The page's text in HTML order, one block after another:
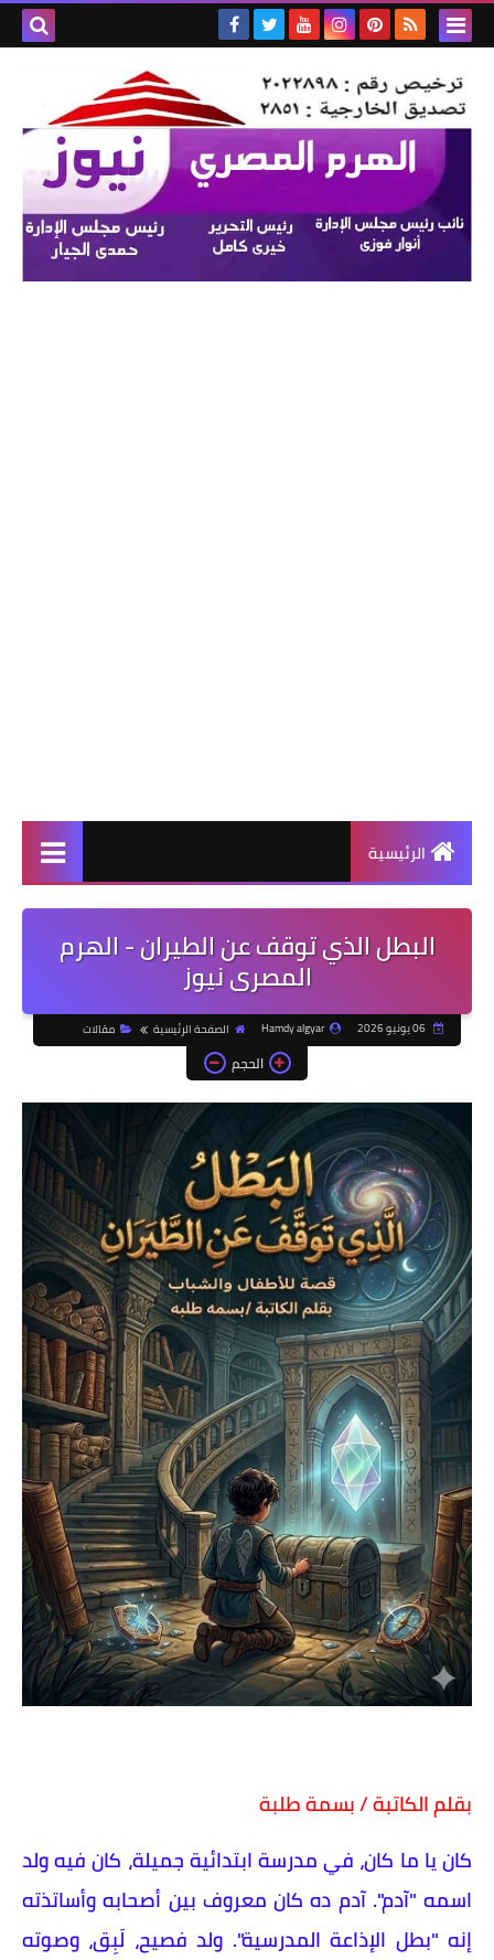
الرئيسية
البطل الذي توقف عن الطيران - الهرم
المصرى نيوز
Hamdy algyar الصفحة الرئيسية مقالات
الحجم
بقلم الكاتبة / بسمة طلبة
كان يا ما كان، في مدرسة ابتدائية جميلة، كان فيه ولد
اسمه "آدم". آدم ده كان معروف بين أصحابه وأساتذته
إنه "بطل الإذاعة المدرسية". ولد فصيح، لَبِق، وصوته